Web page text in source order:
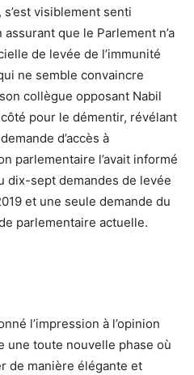
visiblement senti
que le Parlement n’a
de levée de l’immunité
ne semble convaincre
collègue opposant Nabil
pour le démentir, révélant
d’accès à
parlementaire l’avait informé
dix-sept demandes de levée
et une seule demande du
parlementaire actuelle.
l’impression à l’opinion
une toute nouvelle phase où
de manière élégante et